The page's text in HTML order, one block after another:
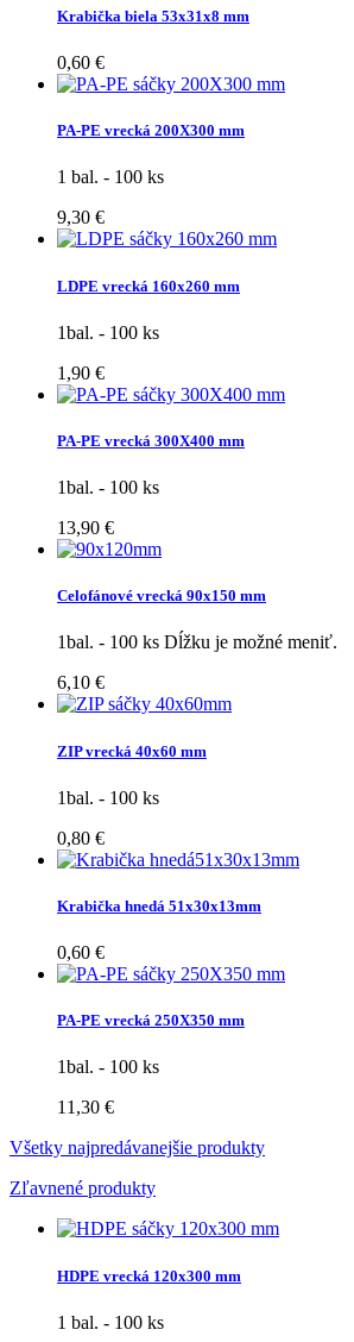
Krabička biela 53x31x8 mm
0,60 €
PA-PE vrecká 200X300 mm
1 bal. - 100 ks
9,30 €
LDPE vrecká 160x260 mm
1bal. - 100 ks
1,90 €
PA-PE vrecká 300X400 mm
1bal. - 100 ks
13,90 €
Celofánové vrecká 90x150 mm
1bal. - 100 ks Dĺžku je možné meniť.
6,10 €
ZIP vrecká 40x60 mm
1bal. - 100 ks
0,80 €
Krabička hnedá 51x30x13mm
0,60 €
PA-PE vrecká 250X350 mm
1bal. - 100 ks
11,30 €
Všetky najpredávanejšie produkty
Zľavnené produkty
HDPE vrecká 120x300 mm
1 bal. - 100 ks